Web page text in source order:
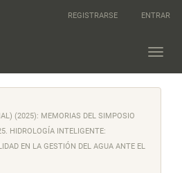
REGISTRARSE ENTRAR
(2025): MEMORIAS DEL SIMPOSIO
HIDROLOGÍA INTELIGENTE:
EN LA GESTIÓN DEL AGUA ANTE EL